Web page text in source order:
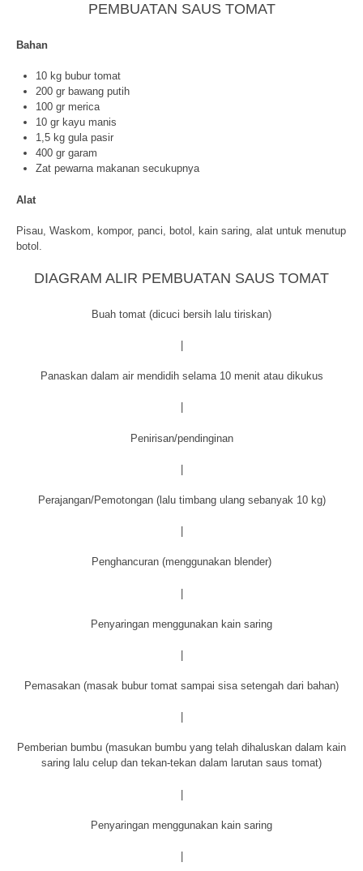
PEMBUATAN SAUS TOMAT
Bahan
10 kg bubur tomat
200 gr bawang putih
100 gr merica
10 gr kayu manis
1,5 kg gula pasir
400 gr garam
Zat pewarna makanan secukupnya
Alat
Pisau, Waskom, kompor, panci, botol, kain saring, alat untuk menutup
botol.
DIAGRAM ALIR PEMBUATAN SAUS TOMAT
Buah tomat (dicuci bersih lalu tiriskan)
Panaskan dalam air mendidih selama 10 menit atau dikukus
Penirisan/pendinginan
Perajangan/Pemotongan (lalu timbang ulang sebanyak 10 kg)
Penghancuran (menggunakan blender)
|
Penyaringan menggunakan kain saring
Pemasakan (masak bubur tomat sampai sisa setengah dari bahan)
Pemberian bumbu (masukan bumbu yang telah dihaluskan dalam kain
saring lalu celup dan tekan-tekan dalam larutan saus tomat)
|
Penyaringan menggunakan kain saring